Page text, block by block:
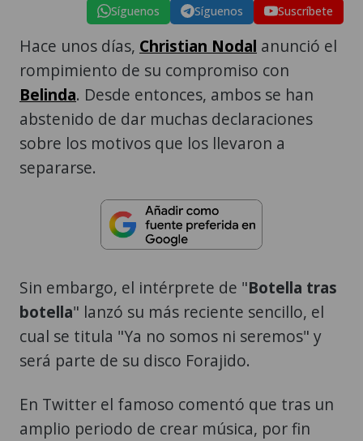
Síguenos Síguenos Suscríbete
Hace unos días, Christian Nodal anunció el
rompimiento de su compromiso con
Belinda. Desde entonces, ambos se han
abstenido de dar muchas declaraciones
sobre los motivos que los llevaron a
separarse.
Sin embargo, el intérprete de "Botella tras
botella" lanzó su más reciente sencillo, el
cual se titula "Ya no somos ni seremos" y
será parte de su disco Forajido.
En Twitter el famoso comentó que tras un
amplio periodo de crear música, por fin